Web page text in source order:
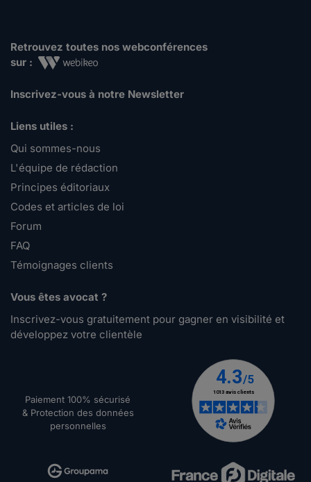
Retrouvez toutes nos webconférences
sur :
Inscrivez-vous à notre Newsletter
Liens utiles :
Qui sommes-nous
L'équipe de rédaction
Principes éditoriaux
Codes et articles de loi
Forum
FAQ
Témoignages clients
Vous êtes avocat ?
Inscrivez-vous gratuitement pour gagner en visibilité et
développez votre clientèle
Paiement 100% sécurisé
& Protection des données
personnelles